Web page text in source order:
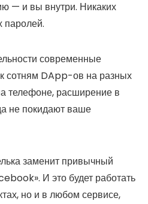
— и вы внутри. Никаких
паролей.
современные
сотням DApp-ов на разных
телефоне, расширение в
не покидают ваше
заменит привычный
И это будет работать
но и в любом сервисе,